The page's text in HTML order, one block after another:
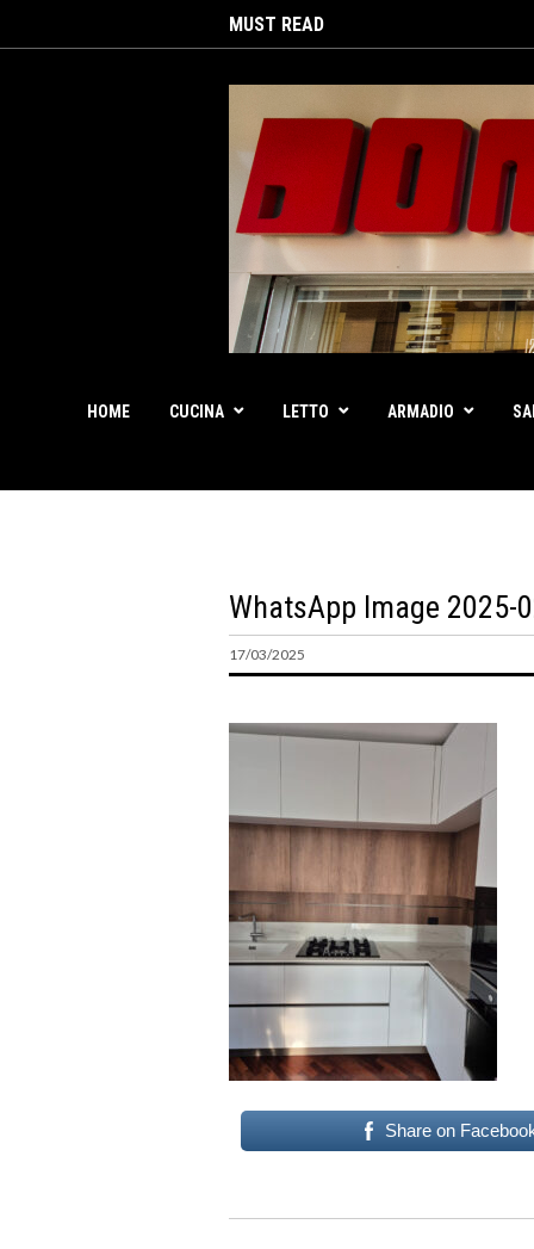
MUST READ
HOME CUCINA LETTO ARMADIO
WhatsApp Image 2025-
17/03/2025
Share on